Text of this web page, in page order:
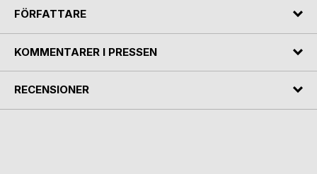
FÖRFATTARE
KOMMENTARER I PRESSEN
RECENSIONER